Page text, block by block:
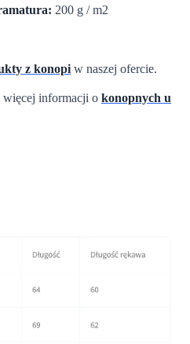
200 g / m2
z konopi w naszej ofercie.
więcej informacji o konopnych u